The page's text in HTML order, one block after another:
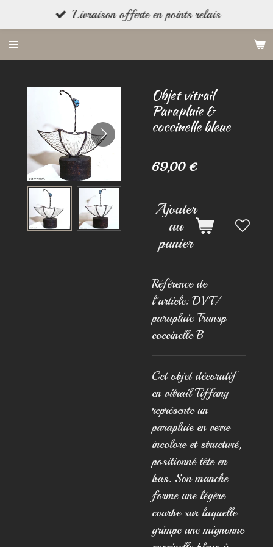
au
contenu
Livraison offerte en points relais
Objet vitrail
Parapluie &
coccinelle bleue
69,00 €
Ajouter
au
panier
Référence de
l'article: DVT/
parapluie Transp
coccinelle B
Cet objet décoratif
en vitrail Tiffany
représente un
parapluie en verre
incolore et structuré,
positionné tête en
bas. Son manche
forme une légère
courbe sur laquelle
grimpe une mignonne